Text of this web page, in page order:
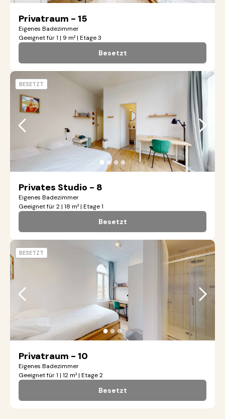
Privatraum - 15
Eigenes Badezimmer
Geeignet für 1 | 9 m² | Etage 3
Besetzt
● ●●●
Privates Studio - 8
Eigenes Badezimmer
Geeignet für 2 | 18 m² | Etage 1
Besetzt
BESETZT
●●●
Privatraum - 10
Eigenes Badezimmer
Geeignet für 1 | 12 m² | Etage 2
Besetzt
BESETZT